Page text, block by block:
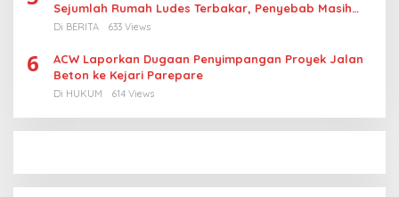
Sejumlah Rumah Ludes Terbakar, Penyebab Masih
Diselidiki
Di BERITA 633 Views
6
ACW Laporkan Dugaan Penyimpangan Proyek Jalan
Beton ke Kejari Parepare
Di HUKUM 614 Views